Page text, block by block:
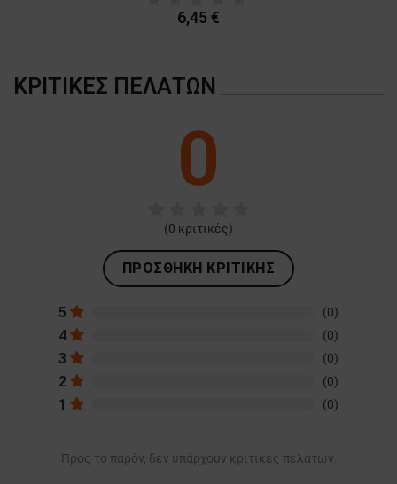
6,45 €
ΚΡΙΤΙΚΈΣ ΠΕΛΑΤΏΝ
0
(0 κριτικές)
ΠΡΟΣΘΉΚΗ ΚΡΙΤΙΚΉΣ
5 (0)
4 (0)
3 (0)
2 (0)
1 (0)
Προς το παρόν, δεν υπάρχουν κριτικές πελατών.